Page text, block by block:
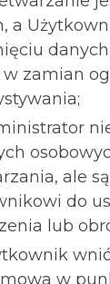
a
w zamian
ale
do
lub
w